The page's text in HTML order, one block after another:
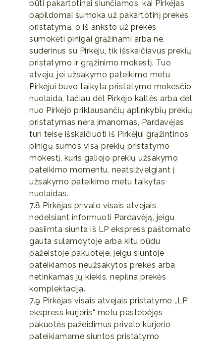
būti pakartotinai siunčiamos, kai Pirkėjas
papildomai sumoka už pakartotinį prekės
pristatymą, o iš anksto už prekes
sumokėti pinigai grąžinami arba ne,
suderinus su Pirkėju, tik išskaičiavus prekių
pristatymo ir grąžinimo mokestį. Tuo
atveju, jei užsakymo pateikimo metu
Pirkėjui buvo taikyta pristatymo mokesčio
nuolaida, tačiau dėl Pirkėjo kaltės arba dėl
nuo Pirkėjo priklausančių aplinkybių prekių
pristatymas nėra įmanomas, Pardavėjas
turi teisę išskaičiuoti iš Pirkėjui grąžintinos
pinigų sumos visą prekių pristatymo
mokestį, kuris galiojo prekių užsakymo
pateikimo momentu, neatsižvelgiant į
užsakymo pateikimo metu taikytas
nuolaidas.
7.8 Pirkėjas privalo visais atvejais
nedelsiant informuoti Pardavėją, jeigu
pasiimta siunta iš LP ekspress paštomato
gauta sulamdytoje arba kitu būdu
pažeistoje pakuotėje, jeigu siuntoje
pateikiamos neužsakytos prekės arba
netinkamas jų kiekis, nepilna prekės
komplektacija.
7.9 Pirkėjas visais atvejais pristatymo „LP
ekspress kurjeris“ metu pastebėjęs
pakuotės pažeidimus privalo kurjerio
pateikiamame siuntos pristatymo